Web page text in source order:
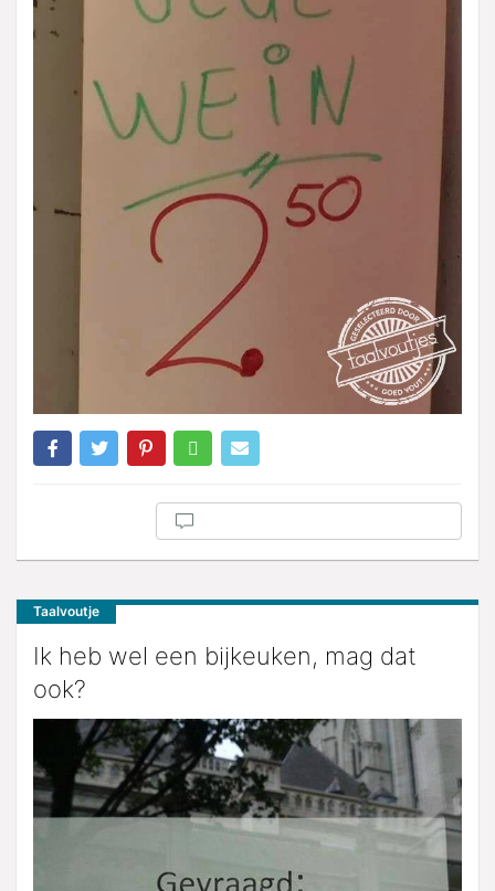
Taalvoutje
Ik heb wel een bijkeuken, mag dat
ook?